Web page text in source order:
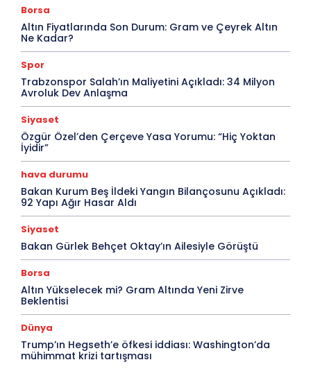
Borsa
Altın Fiyatlarında Son Durum: Gram ve Çeyrek Altın
Ne Kadar?
Spor
Trabzonspor Salah’ın Maliyetini Açıkladı: 34 Milyon
Avroluk Dev Anlaşma
Siyaset
Özgür Özel’den Çerçeve Yasa Yorumu: “Hiç Yoktan
İyidir”
hava durumu
Bakan Kurum Beş İldeki Yangın Bilançosunu Açıkladı:
92 Yapı Ağır Hasar Aldı
Siyaset
Bakan Gürlek Behçet Oktay’ın Ailesiyle Görüştü
Borsa
Altın Yükselecek mi? Gram Altında Yeni Zirve
Beklentisi
Dünya
Trump’ın Hegseth’e öfkesi iddiası: Washington’da
mühimmat krizi tartışması